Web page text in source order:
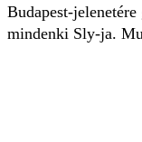
Budapest-
mindenki Sly-ja.